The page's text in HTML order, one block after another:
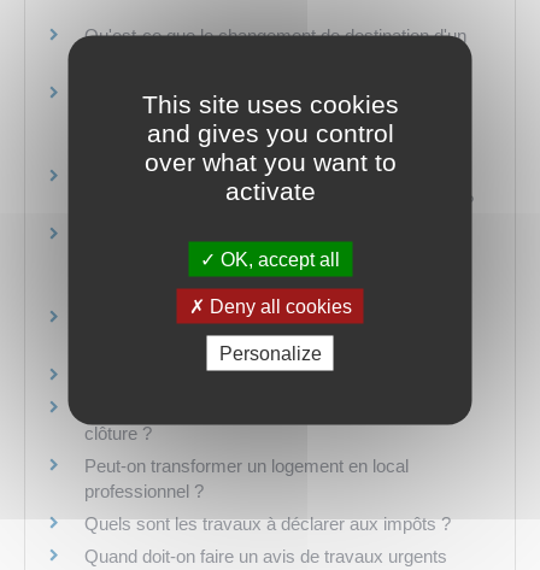
Qu'est-ce que le changement de destination d'un
Coordination de sécurité et de protection de la
santé (SPS) pour un chantier de bâtiments ou de
génie civil : faut-il une déclaration préalable ?
Faut-il une autorisation pour monter une cabane
ou toute autre installation temporaire de chantier ?
des ombrières photovoltaïques ou des panneaux
solaires au sol ?
Quelle autorisation d'urbanisme déposer pour
installer un abri de jardin ?
Dans quel cas doit-on recourir à un architecte ?
clôture ?
Peut-on transformer un logement en local
professionnel ?
Quels sont les travaux à déclarer aux impôts ?
Quand doit-on faire un avis de travaux urgents
This site uses cookies
and gives you control
over what you want to
activate
OK, accept all
Deny all cookies
Personalize